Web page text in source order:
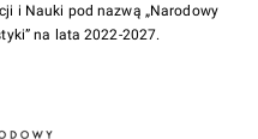
i Nauki pod nazwą „Narodowy
na lata 2022-2027.